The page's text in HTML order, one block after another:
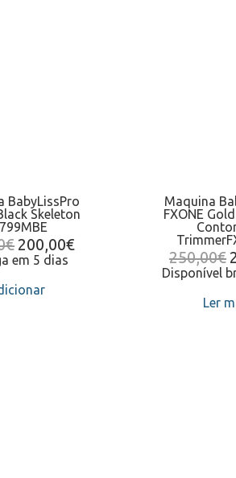
BabyLissPro
Skeleton
€ 200,00€
em 5 dias
Maquina
FXONE
250,00€
Disponível
Ler